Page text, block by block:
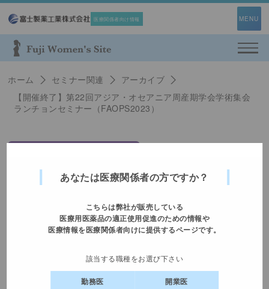
医療関係者向け情報 MENU
ホーム セミナー関連
アーカイブ
【開催終了】第22回アジア・オセアニア周産期学会学術集会
ランチョンセミナー（FAOPS2023）
あなたは医療関係者の方ですか？
こちらは弊社が販売している
医療用医薬品の適正使用促進のための情報や
医療情報を医療関係者向けに提供するページです。
該当する職種をお選び下さい
勤務医
開業医
Web面談予約フォーム
即時対応ができない場合がございますので、
緊急時は担当者へご連絡ください。
メールアドレス
Fuji Women's Site会員の方のみご利用いた
だけるコンテンツです。
利用規約
プライバシーポリシー
お問い合わせ